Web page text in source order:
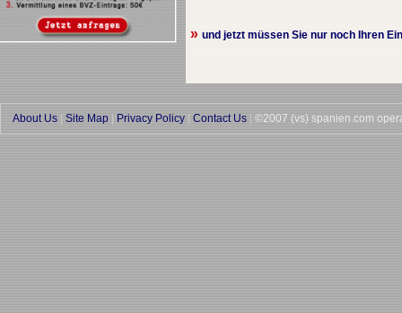
» und jetzt müssen Sie nur noch Ihren
About Us | Site Map | Privacy Policy | Contact Us | ©2007 (vs) spanien.com